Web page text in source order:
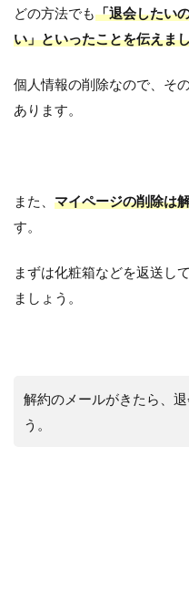
どの方法でも「退会したい
い」といったことを伝えま
個人情報の削除なので、そ
あります。
また、 マイページの削除は
す。
まずは化粧箱などを返送し
ましょう。
解約のメールがきたら、
う。